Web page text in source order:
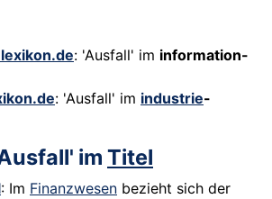
: 'Ausfall' im information-
: 'Ausfall' im industrie-
im Titel
: Im Finanzwesen bezieht sich der